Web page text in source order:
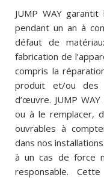
JUMP WAY
pendant un an à
défaut de
fabrication de
compris la
produit et/ou des
d’œuvre. JUMP
ou à le remplacer,
ouvrables à
dans nos
à un cas de force
responsable.